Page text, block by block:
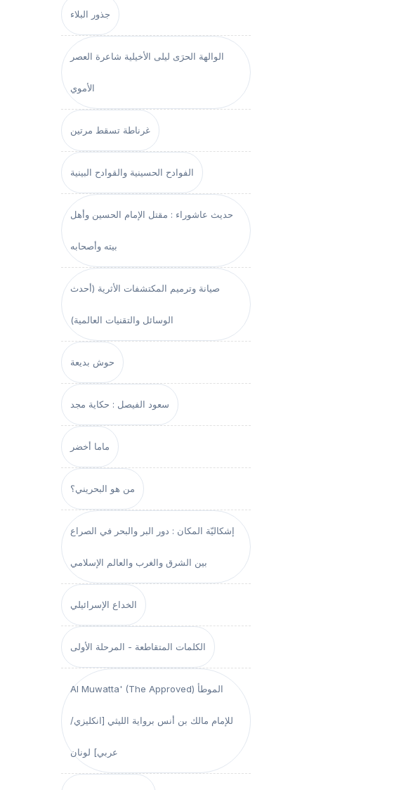
جذور البلاء
الوالهة الحرَى ليلى الأخيلية شاعرة العصر
الأموي
غرناطة تسقط مرتين
الفوادح الحسينية والقوادح البينية
حديث عاشوراء : مقتل الإمام الحسين وأهل
بيته وأصحابه
صيانة وترميم المكتشفات الأثرية (أحدث
الوسائل والتقنيات العالمية)
حوش بديعة
سعود الفيصل : حكاية مجد
ماما أخضر
من هو البحريني؟
إشكاليّة المكان : دور البر والبحر في الصراع
بين الشرق والغرب والعالم الإسلامي
الخداع الإسرائيلي
الكلمات المتقاطعة - المرحلة الأولى
Al Muwatta' (The Approved) الموطأ
للإمام مالك بن أنس برواية الليثي [انكليزي/
عربي] لونان